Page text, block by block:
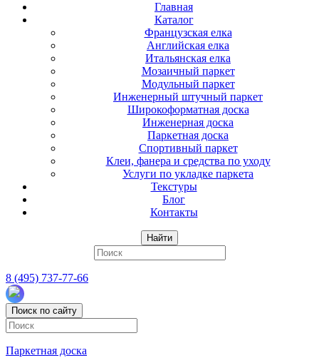
Главная
Каталог
Французская елка
Английская елка
Итальянская елка
Мозаичный паркет
Модульный паркет
Инженерный штучный паркет
Широкоформатная доска
Инженерная доска
Паркетная доска
Спортивный паркет
Клеи, фанера и средства по уходу
Услуги по укладке паркета
Текстуры
Блог
Контакты
Найти
8 (495) 737-77-66
Поиск по сайту
Паркетная доска